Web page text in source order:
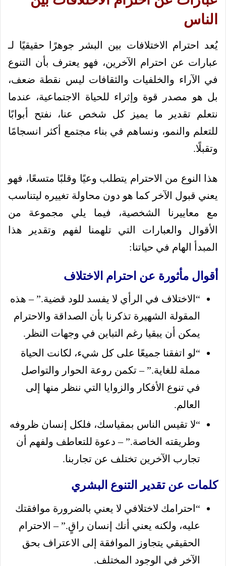
الناس
يُعد احترام الاختلافات بين البشر جوهرًا حقيقيًا لـ
عبارات عن احترام الآخرين، فهو يعترف بأن التنوع
في الآراء والخلفيات والثقافات ليس نقطة ضعف،
بل هو مصدر قوة وإثراء للحياة الاجتماعية، عندما
نتعلم تقدير ما يميز كل شخص عنا، نفتح أبوابًا
للتعلم والنمو، ونساهم في بناء مجتمع أكثر انسجامًا
وتقبلًا.
هذا النوع من الاحترام يتطلب وعيًا وقلبًا متسعًا، فهو
يعني قبول الآخر كما هو دون محاولة تغييره ليتناسب
مع معاييرنا الشخصية، فيما يلي مجموعة من
الأقوال والعبارات التي تلهمنا لفهم وتقدير هذا
المبدأ الهام في حياتنا:
أقوال مأثورة عن احترام الاختلاف
“الاختلاف في الرأي لا يفسد للود قضية.” – هذه
المقولة الشهيرة تذكرنا بأن الصداقة والاحترام
يمكن أن يبقيا رغم التباين في وجهات النظر.
“لو اتفقنا جميعًا على كل شيء، لكانت الحياة
مملة للغاية.” – تكمن روعة الحوار والتواصل
في تنوع الأفكار والزوايا التي ننظر منها إلى
العالم.
“لا تقيس الناس بمقياسك، فلكل إنسان ظروفه
وطريقته الخاصة.” – دعوة للتعاطف ولفهم أن
تجارب الآخرين تختلف عن تجاربنا.
كلمات عن تقدير التنوع البشري
“احترامك لاختلافي لا يعني بالضرورة موافقتك
عليه، ولكنه يعني أنك إنسان راقٍ.” – الاحترام
الحقيقي يتجاوز الموافقة إلى الاعتراف بحق
الآخر في الوجود المختلف.